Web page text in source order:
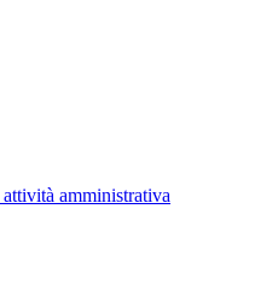
amministrativa